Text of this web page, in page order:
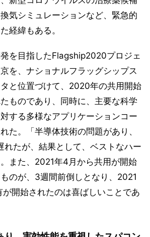
気シミュレーションなど、緊急的
経緯もある。
を目指したFlagship2020プロジェ
を、ナショナルフラッグシップス
と位置づけて、2020年の共用開始
ものであり、同時に、主要な科学
する多様なアプリケーションコー
た。「半導体技術の問題があり、
れたが、結果として、ベストなハー
また、2021年4月から共用が開始
のが、3週間前倒しとなり、2021
開始されたのは喜ばしいことであ